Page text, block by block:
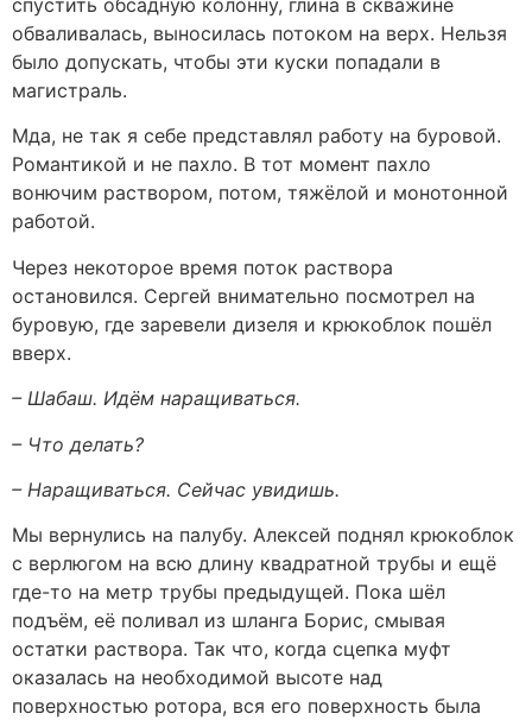
обваливалась, выносилась потоком на верх. Нельзя
было допускать, чтобы эти куски попадали в
магистраль.
Мда, не так я себе представлял работу на буровой.
Романтикой и не пахло. В тот момент пахло
вонючим раствором, потом, тяжёлой и монотонной
работой.
Через некоторое время поток раствора
остановился. Сергей внимательно посмотрел на
буровую, где заревели дизеля и крюкоблок пошёл
вверх.
– Шабаш. Идём наращиваться.
– Что делать?
– Наращиваться. Сейчас увидишь.
Мы вернулись на палубу. Алексей поднял крюкоблок
с верлюгом на всю длину квадратной трубы и ещё
где-то на метр трубы предыдущей. Пока шёл
подъём, её поливал из шланга Борис, смывая
остатки раствора. Так что, когда сцепка муфт
оказалась на необходимой высоте над
поверхностью ротора, вся его поверхность была